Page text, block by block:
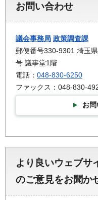
お問い合わせ
議会事務局 政策調査課
郵便番号330-9301 埼玉
号 議事堂1階
電話： 048-830-6250
ファックス：048-830-
お
より良いウェブサ
のご意見をお聞か